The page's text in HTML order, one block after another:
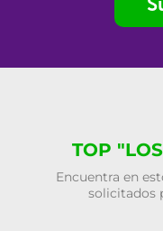
TOP
Encuentra en
solicitados